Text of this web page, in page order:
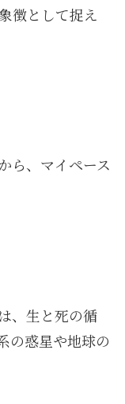
徴として捉え
ら、マイペース
、生と死の循
の惑星や地球の